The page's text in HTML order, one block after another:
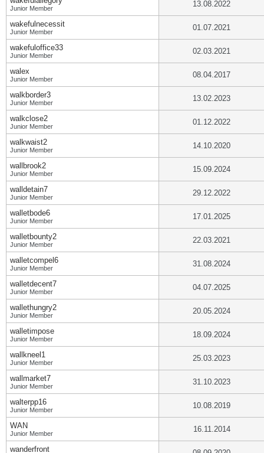
Junior Member 13.08.2022
wakefulnecessit
Junior Member 01.07.2021
wakefuloffice33
Junior Member 02.03.2021
walex
Junior Member 08.04.2017
walkborder3
Junior Member 13.02.2023
walkclose2
Junior Member 01.12.2022
walkwaist2
Junior Member 14.10.2020
wallbrook2
Junior Member 15.09.2024
walldetain7
Junior Member 29.12.2022
walletbode6
Junior Member 17.01.2025
walletbounty2
Junior Member 22.03.2021
walletcompel6
Junior Member 31.08.2024
walletdecent7
Junior Member 04.07.2025
wallethungry2
Junior Member 20.05.2024
walletimpose
Junior Member 18.09.2024
wallkneel1
Junior Member 25.03.2023
wallmarket7
Junior Member 31.10.2023
walterpp16
Junior Member 10.08.2019
WAN
Junior Member 16.11.2014
wanderfront